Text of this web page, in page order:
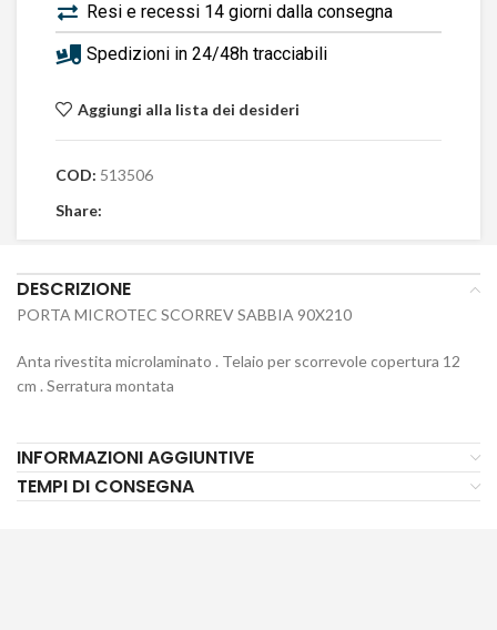
Resi e recessi 14 giorni dalla consegna
Spedizioni in 24/48h tracciabili
Aggiungi alla lista dei desideri
COD: 513506
Share:
DESCRIZIONE
PORTA MICROTEC SCORREV SABBIA 90X210
Anta rivestita microlaminato . Telaio per scorrevole copertura 12
cm . Serratura montata
INFORMAZIONI AGGIUNTIVE
TEMPI DI CONSEGNA